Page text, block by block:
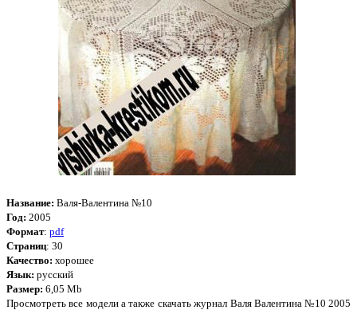
Название: Валя-Валентина №10
Год: 2005
Формат: pdf
Страниц: 30
Качество: хорошее
Язык: русский
Размер: 6,05 Mb
Просмотреть все модели а также скачать журнал Валя Валентина №10 2005